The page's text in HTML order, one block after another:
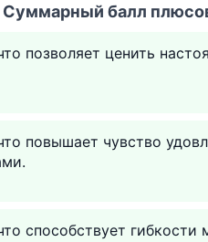
балл
позволяет ценить
повышает чувство
способствует